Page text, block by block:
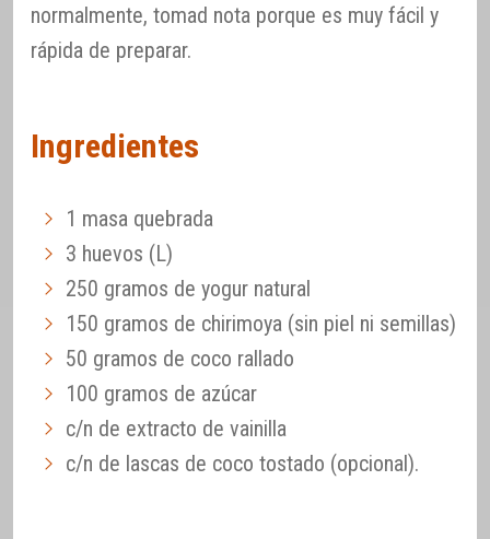
normalmente, tomad nota porque es muy fácil y
rápida de preparar.
Ingredientes
1 masa quebrada
3 huevos (L)
250 gramos de yogur natural
150 gramos de chirimoya (sin piel ni semillas)
50 gramos de coco rallado
100 gramos de azúcar
c/n de extracto de vainilla
c/n de lascas de coco tostado (opcional).